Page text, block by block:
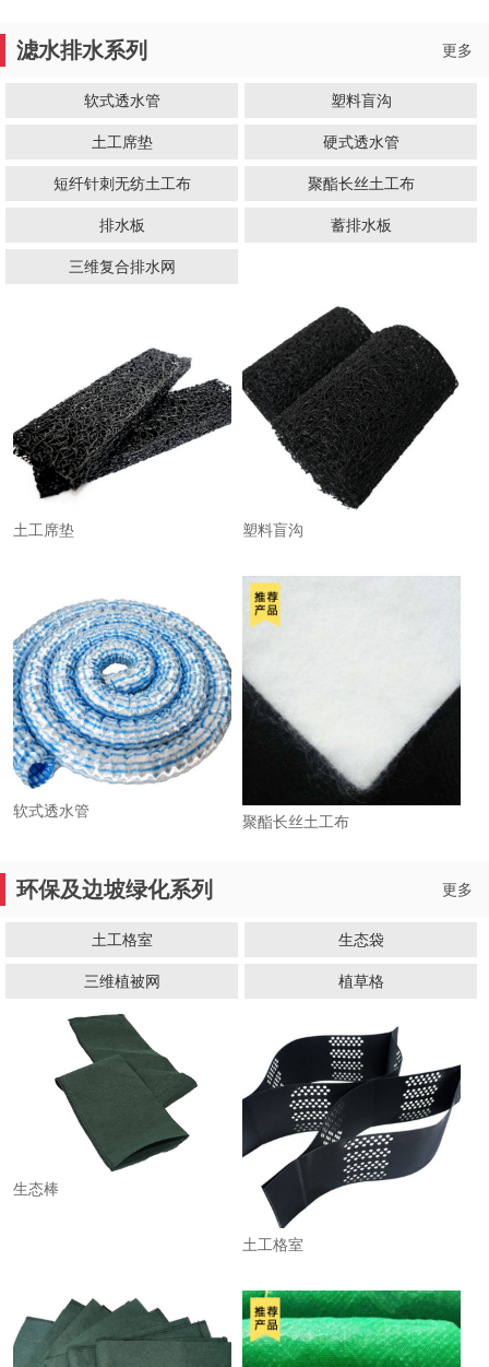
滤水排水系列 更多
软式透水管 塑料盲沟
土工席垫 硬式透水管
短纤针刺无纺土工布 聚酯长丝土工布
排水板 蓄排水板
三维复合排水网
土工席垫 塑料盲沟
软式透水管
聚酯长丝土工布
环保及边坡绿化系列 更多
土工格室 生态袋
三维植被网 植草格
生态棒
土工格室